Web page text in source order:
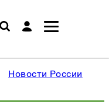
Новости России